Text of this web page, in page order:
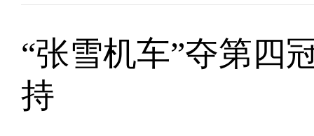
“张雪机车”夺第四
持